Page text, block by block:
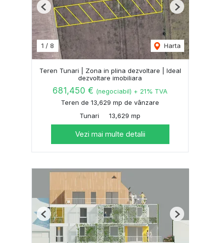
1 / 8 Harta
Previous Next
Teren Tunari | Zona in plina dezvoltare | Ideal
dezvoltare imobiliara
681,450 € (negociabil) + 21% TVA
Teren de 13,629 mp de vânzare
Tunari
13,629 mp
Vezi mai multe detalii
Previous Next